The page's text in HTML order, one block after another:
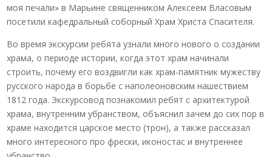
моя печали» в Марьине священником Алексеем Власовым
посетили кафедральный соборный Храм Христа Спасителя.
Во время экскурсии ребята узнали много нового о создании
храма, о периоде истории, когда этот храм начинали
строить, почему его воздвигли как храм-памятник мужеству
русского народа в борьбе с наполеоновским нашествием
1812 года. Экскурсовод познакомил ребят с архитектурой
храма, внутренним убранством, объяснил зачем до сих пор в
храме находится царское место (трон), а также рассказал
много интересного про фрески, иконостас и внутреннее